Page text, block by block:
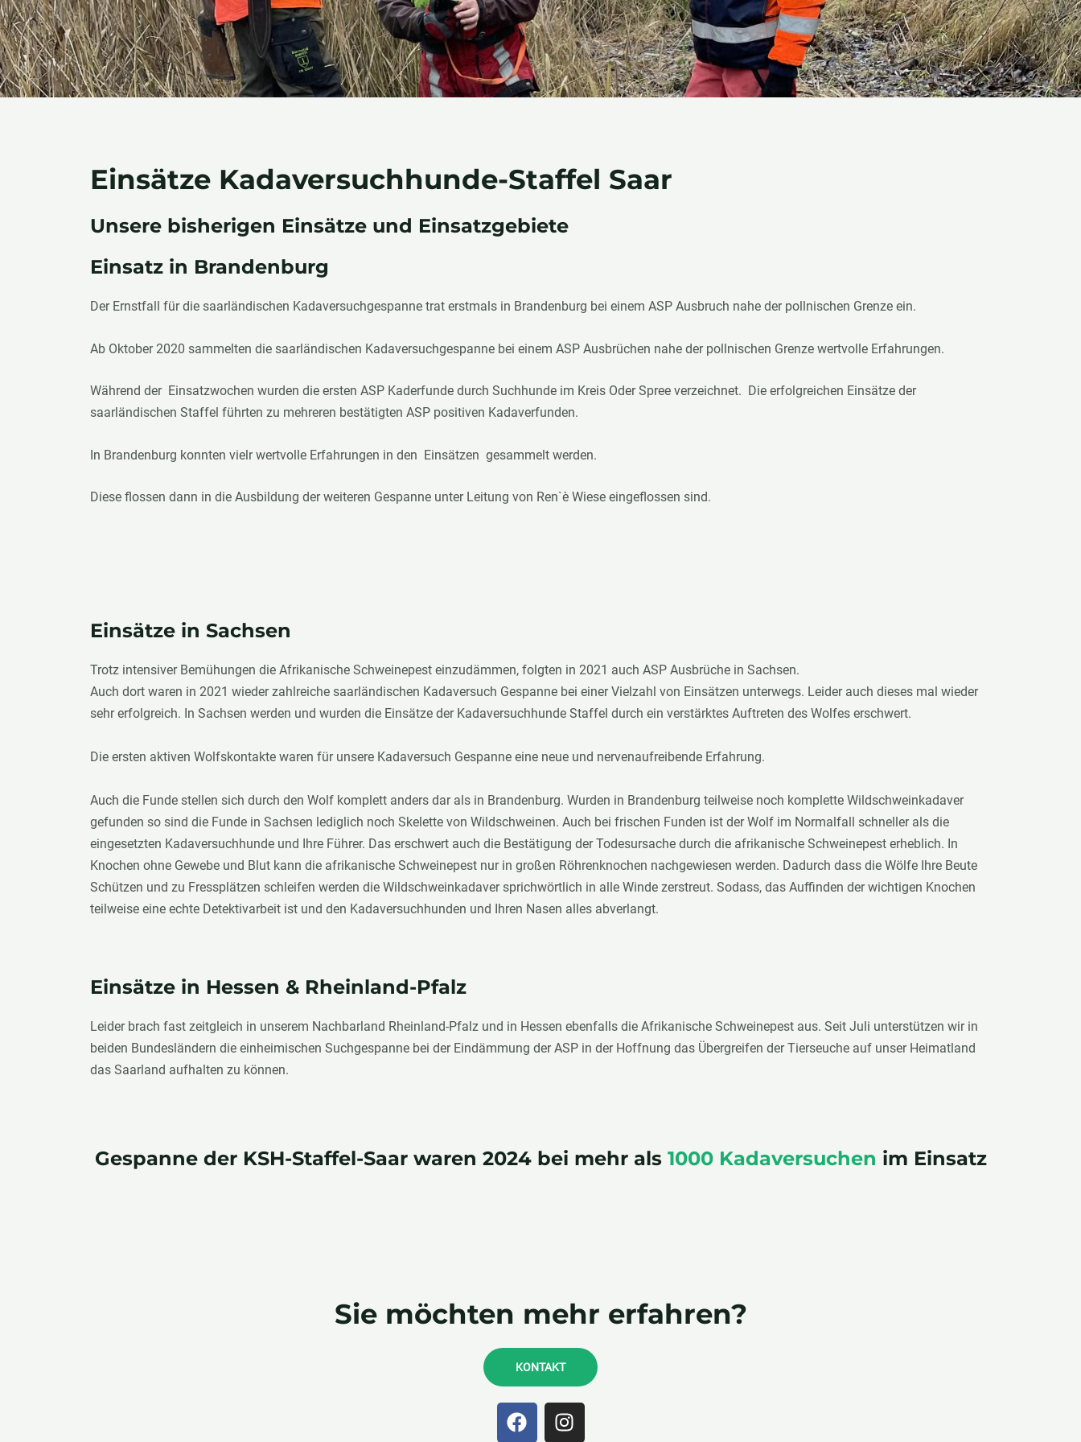
Einsätze Kadaversuchhunde-Staffel Saar
Unsere bisherigen Einsätze und Einsatzgebiete
Einsatz in Brandenburg
Der Ernstfall für die saarländischen Kadaversuchgespanne trat erstmals in Brandenburg bei einem ASP Ausbruch nahe der pollnischen Grenze ein.
Ab Oktober 2020 sammelten die saarländischen Kadaversuchgespanne bei einem ASP Ausbrüchen nahe der pollnischen Grenze wertvolle Erfahrungen.
Während der Einsatzwochen wurden die ersten ASP Kaderfunde durch Suchhunde im Kreis Oder Spree verzeichnet. Die erfolgreichen Einsätze der
saarländischen Staffel führten zu mehreren bestätigten ASP positiven Kadaverfunden.
In Brandenburg konnten vielr wertvolle Erfahrungen in den Einsätzen gesammelt werden.
Diese flossen dann in die Ausbildung der weiteren Gespanne unter Leitung von Ren`è Wiese eingeflossen sind.
Einsätze in Sachsen
Trotz intensiver Bemühungen die Afrikanische Schweinepest einzudämmen, folgten in 2021 auch ASP Ausbrüche in Sachsen.
Auch dort waren in 2021 wieder zahlreiche saarländischen Kadaversuch Gespanne bei einer Vielzahl von Einsätzen unterwegs. Leider auch dieses mal wieder
sehr erfolgreich. In Sachsen werden und wurden die Einsätze der Kadaversuchhunde Staffel durch ein verstärktes Auftreten des Wolfes erschwert.
Die ersten aktiven Wolfskontakte waren für unsere Kadaversuch Gespanne eine neue und nervenaufreibende Erfahrung.
Auch die Funde stellen sich durch den Wolf komplett anders dar als in Brandenburg. Wurden in Brandenburg teilweise noch komplette Wildschweinkadaver
gefunden so sind die Funde in Sachsen lediglich noch Skelette von Wildschweinen. Auch bei frischen Funden ist der Wolf im Normalfall schneller als die
eingesetzten Kadaversuchhunde und Ihre Führer. Das erschwert auch die Bestätigung der Todesursache durch die afrikanische Schweinepest erheblich. In
Knochen ohne Gewebe und Blut kann die afrikanische Schweinepest nur in großen Röhrenknochen nachgewiesen werden. Dadurch dass die Wölfe Ihre Beute
Schützen und zu Fressplätzen schleifen werden die Wildschweinkadaver sprichwörtlich in alle Winde zerstreut. Sodass, das Auffinden der wichtigen Knochen
teilweise eine echte Detektivarbeit ist und den Kadaversuchhunden und Ihren Nasen alles abverlangt.
Einsätze in Hessen & Rheinland-Pfalz
Leider brach fast zeitgleich in unserem Nachbarland Rheinland-Pfalz und in Hessen ebenfalls die Afrikanische Schweinepest aus. Seit Juli unterstützen wir in
beiden Bundesländern die einheimischen Suchgespanne bei der Eindämmung der ASP in der Hoffnung das Übergreifen der Tierseuche auf unser Heimatland
das Saarland aufhalten zu können.
Gespanne der KSH-Staffel-Saar waren 2024 bei mehr als 1000 Kadaversuchen im Einsatz
Sie möchten mehr erfahren?
KONTAKT
F
a
I
n